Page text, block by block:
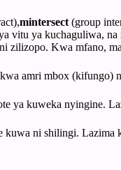
mintersect (group
vitu ya kuchaguliwa,
Kwa mfano,
amri mbox (kifungo)
ya kuweka nyingine.
ni shilingi. Lazima